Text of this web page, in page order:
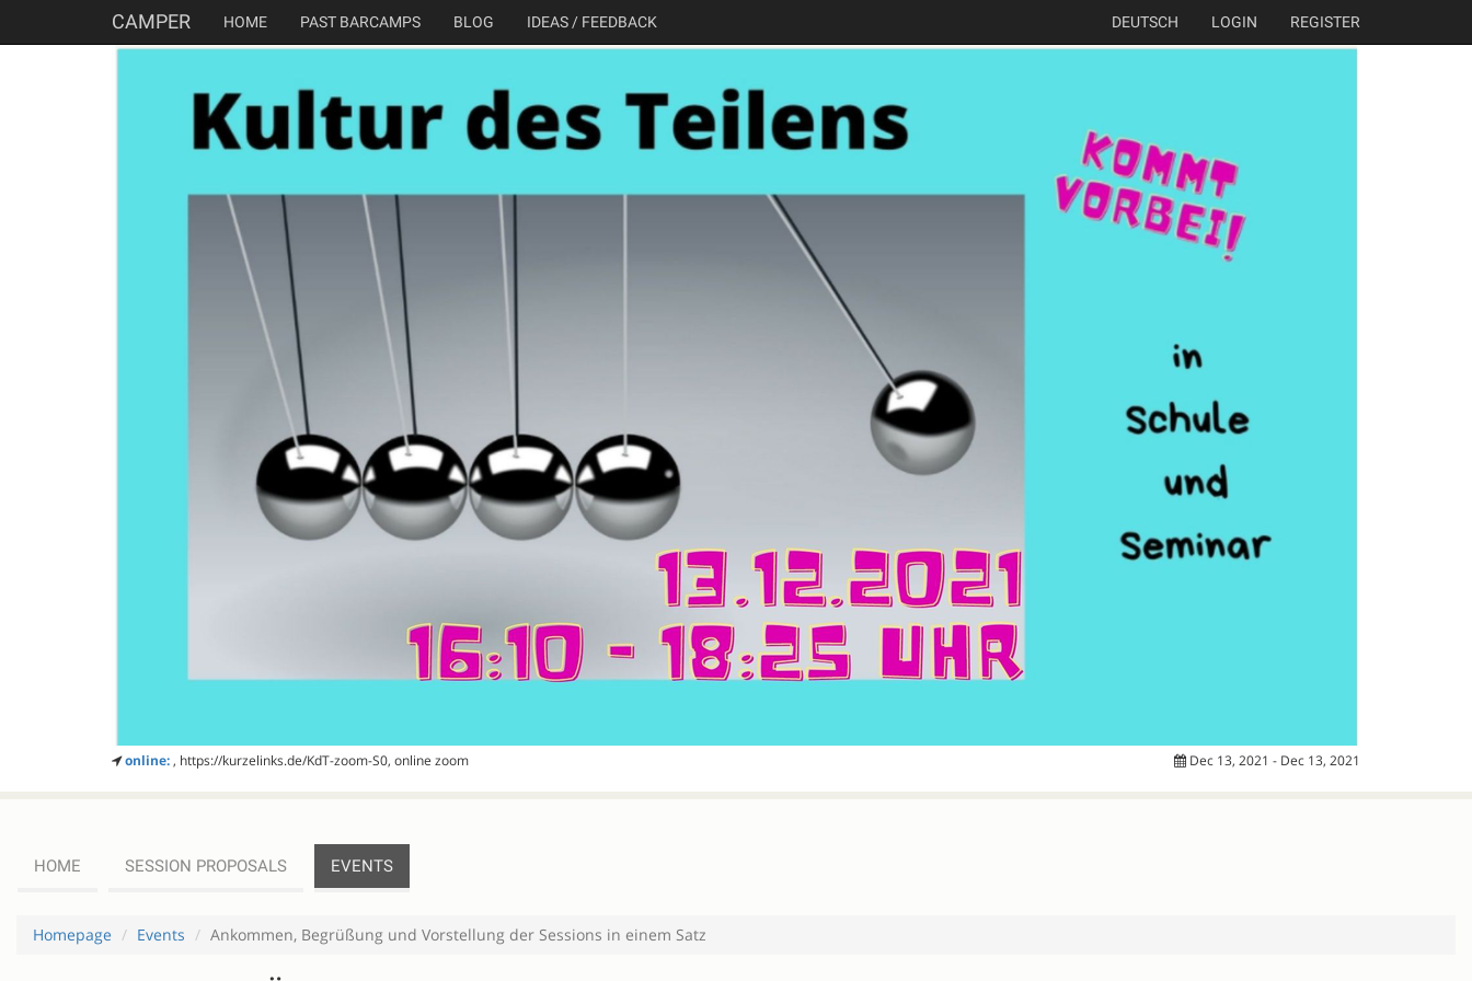
CAMPER HOME PAST BARCAMPS BLOG IDEAS / FEEDBACK DEUTSCH LOGIN REGISTER
online:, https://kurzelinks.de/KdT-zoom-S0, online zoom Dec 13, 2021 - Dec 13, 2021
HOME SESSION PROPOSALS EVENTS
Homepage Events Ankommen, Begrüßung und Vorstellung der Sessions in einem Satz